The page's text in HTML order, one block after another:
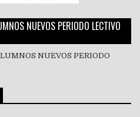
NUEVOS PERIODO LECTIVO
NUEVOS PERIODO